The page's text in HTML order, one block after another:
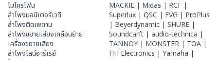
ไมโครโฟน
ลําโพงมอนิเตอร์เวที
ลำโพงติดเพดาน
ลำโพงขยายเสียงเคลื่อนย้าย
เครื่องขยายเสียง
ลำโพงไลน์อาร์เรย์
MACKIE | Midas | RCF |
Superlux | QSC | EVG | ProPlus
| Beyerdynamic | SHURE |
Soundcarft | audio-technica |
TANNOY | MONSTER | TOA |
HH Electronics | Yamaha |